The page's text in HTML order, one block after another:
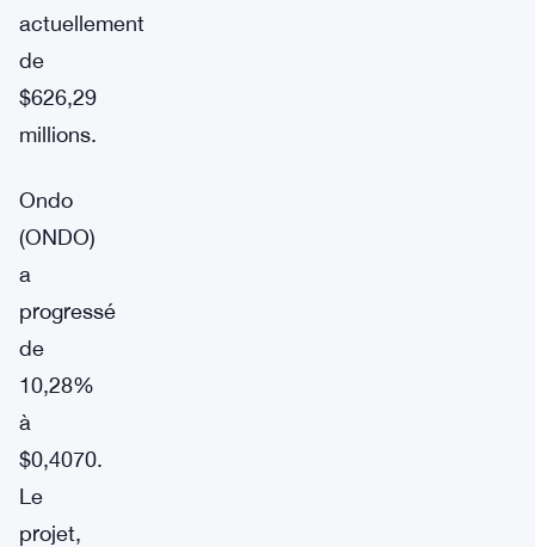
actuellement
de
$626,29
millions.
Ondo
(ONDO)
a
progressé
de
10,28%
à
$0,4070.
Le
projet,